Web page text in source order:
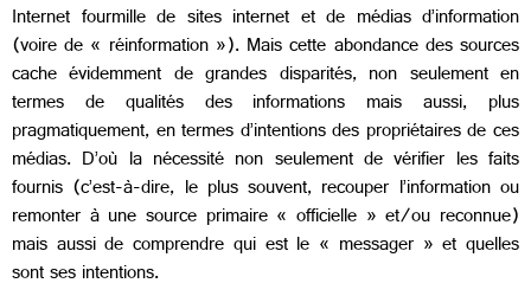
Internet fourmille de sites internet et de médias d’information
(voire de « réinformation »). Mais cette abondance des sources
cache évidemment de grandes disparités, non seulement en
termes de qualités des informations mais aussi, plus
pragmatiquement, en termes d’intentions des propriétaires de ces
médias. D’où la nécessité non seulement de vérifier les faits
fournis (c’est-à-dire, le plus souvent, recouper l’information ou
remonter à une source primaire « officielle » et/ou reconnue)
mais aussi de comprendre qui est le « messager » et quelles
sont ses intentions.